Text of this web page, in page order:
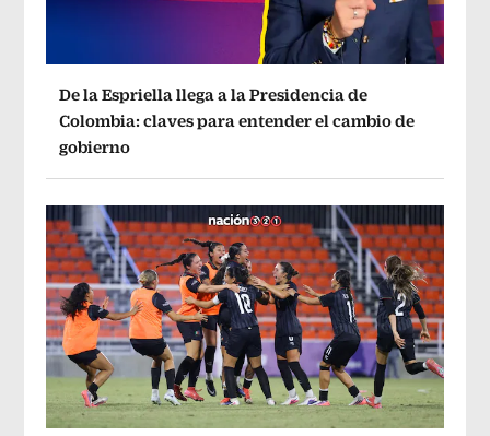
De la Espriella llega a la Presidencia de
Colombia: claves para entender el cambio de
gobierno